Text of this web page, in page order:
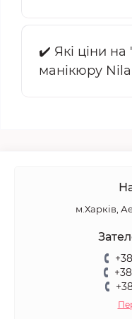
✔️ Які ціни
манікюру
м.Харків,